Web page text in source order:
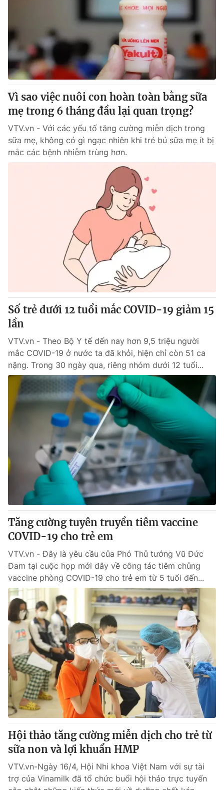
Vì sao việc nuôi con hoàn toàn bằng sữa
mẹ trong 6 tháng đầu lại quan trọng?
VTV.vn - Với các yếu tố tăng cường miễn dịch trong
sữa mẹ, không có gì ngạc nhiên khi trẻ bú sữa mẹ ít bị
mắc các bệnh nhiễm trùng hơn.
Số trẻ dưới 12 tuổi mắc COVID-19 giảm 15
lần
VTV.vn - Theo Bộ Y tế đến nay hơn 9,5 triệu người
mắc COVID-19 ở nước ta đã khỏi, hiện chỉ còn 51 ca
nặng. Trong 30 ngày qua, riêng nhóm dưới 12 tuổi...
Tăng cường tuyên truyền tiêm vaccine
COVID-19 cho trẻ em
VTV.vn - Đây là yêu cầu của Phó Thủ tướng Vũ Đức
Đam tại cuộc họp mới đây về công tác tiêm chủng
vaccine phòng COVID-19 cho trẻ em từ 5 tuổi đến...
Hội thảo tăng cường miễn dịch cho trẻ từ
sữa non và lợi khuẩn HMP
VTV.vn-Ngày 16/4, Hội Nhi khoa Việt Nam với sự tài
trợ của Vinamilk đã tổ chức buổi hội thảo trực tuyến